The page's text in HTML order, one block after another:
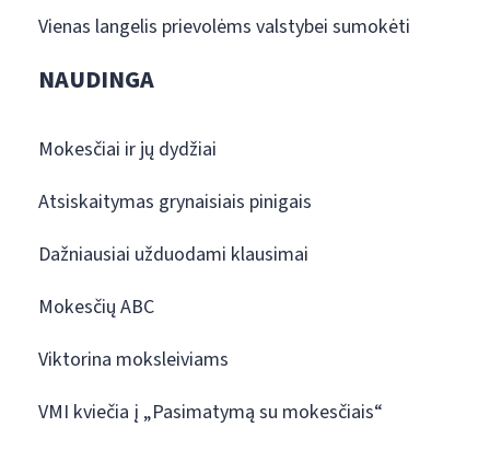
Vienas langelis prievolėms valstybei sumokėti
NAUDINGA
Mokesčiai ir jų dydžiai
Atsiskaitymas grynaisiais pinigais
Dažniausiai užduodami klausimai
Mokesčių ABC
Viktorina moksleiviams
VMI kviečia į „Pasimatymą su mokesčiais“